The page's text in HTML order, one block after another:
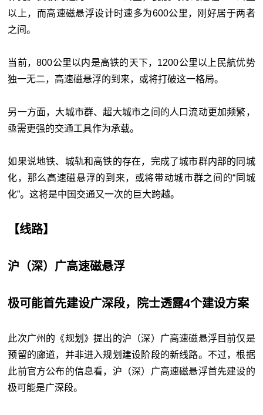
以上，而高速磁悬浮设计时速多为600公里，刚好居于两者
之间。
当前，800公里以内是高铁的天下，1200公里以上民航优势
独一无二，高速磁悬浮的到来，或将打破这一格局。
另一方面，大城市群、超大城市之间的人口流动更加频繁，
亟需更强的交通工具作为承载。
如果说地铁、城轨和高铁的存在，完成了城市群内部的同城
化，那么高速磁悬浮的到来，或将带动城市群之间的“同城
化”。这将是中国交通又一次的巨大跨越。
【线路】
沪（深）广高速磁悬浮
极可能首先建设广深段，院士透露4个建设方案
此次广州的《规划》提出的沪（深）广高速磁悬浮目前仅是
预留的廊道，并非进入规划建设阶段的新线路。不过，根据
此前官方公布的信息看，沪（深）广高速磁悬浮首先建设的
极可能是广深段。